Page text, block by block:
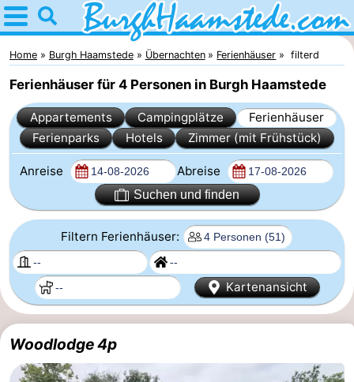
Home
Burgh
Haamstede
Tipps
Für
Kop
van
Schouwen
Übernachten
Appartements
Campingplätze
Ferienhäuser
-
Buitenheem
-
Home Burgh Haamstede Übernachten Ferienhäuser filterd
Ferienhäuser für 4 Personen in Burgh Haamstede
Appartements Campingplätze
Ferienhäuser
Ferienparks
Hotels Zimmer (mit Frühstück)
Anreise Abreise
Suchen und finden
Filtern Ferienhäuser:
Kartenansicht
Woodlodge 4p